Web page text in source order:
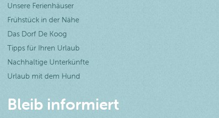
Unsere Ferienhäuser
Frühstück in der Nähe
Das Dorf De Koog
Tipps für Ihren Urlaub
Nachhaltige Unterkünfte
Urlaub mit dem Hund
Bleib informiert